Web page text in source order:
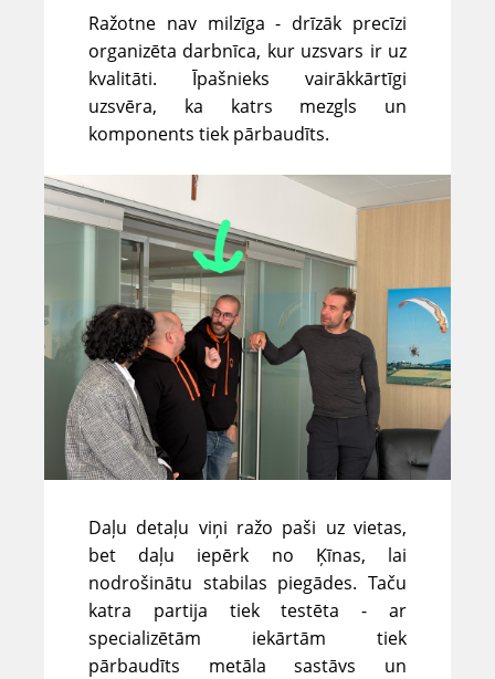
Ražotne nav milzīga - drīzāk precīzi
organizēta darbnīca, kur uzsvars ir uz
kvalitāti. Īpašnieks vairākkārtīgi
uzsvēra, ka katrs mezgls un
komponents tiek pārbaudīts.
Daļu detaļu viņi ražo paši uz vietas,
bet daļu iepērk no Ķīnas, lai
nodrošinātu stabilas piegādes. Taču
katra partija tiek testēta - ar
specializētām iekārtām tiek
pārbaudīts metāla sastāvs un